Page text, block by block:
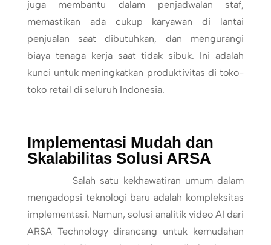
juga membantu dalam penjadwalan staf,
memastikan ada cukup karyawan di lantai
penjualan saat dibutuhkan, dan mengurangi
biaya tenaga kerja saat tidak sibuk. Ini adalah
kunci untuk meningkatkan produktivitas di toko-
toko retail di seluruh Indonesia.
Implementasi Mudah dan
Skalabilitas Solusi ARSA
Salah satu kekhawatiran umum dalam
mengadopsi teknologi baru adalah kompleksitas
implementasi. Namun, solusi analitik video AI dari
ARSA Technology dirancang untuk kemudahan